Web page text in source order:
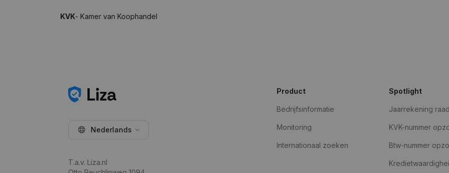
KVK- Kamer van Koophandel
Nederlands
T.a.v. Liza.nl
Product
Bedrijfsinformatie
Monitoring
Internationaal zoeken
Spotlight
Jaarrekening
KVK-nummer
Btw-nummer